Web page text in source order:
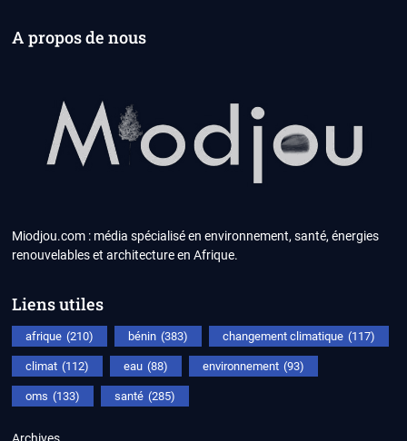
A propos de nous
Miodjou.com : média spécialisé en environnement, santé, énergies
renouvelables et architecture en Afrique.
Liens utiles
afrique (210) bénin (383) changement climatique (117)
climat (112) eau (88) environnement (93)
oms (133) santé (285)